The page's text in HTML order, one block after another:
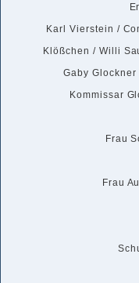
Karl Vierstein /
Klößchen / Willi
Gaby Glockner
Kommissar
Frau
Frau